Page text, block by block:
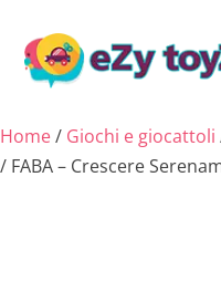
Home/ Giochi e giocattoli
/ FABA – Crescere